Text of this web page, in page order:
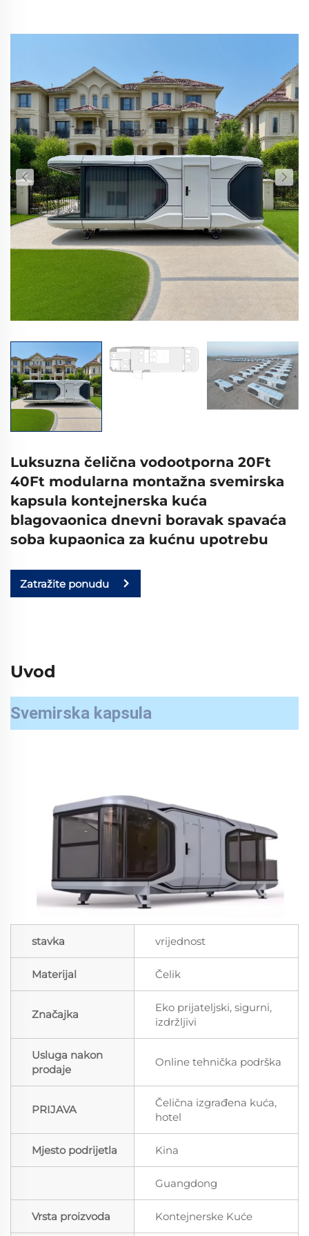
Luksuzna čelična vodootporna 20Ft
40Ft modularna montažna svemirska
kapsula kontejnerska kuća
blagovaonica dnevni boravak spavaća
soba kupaonica za kućnu upotrebu
Zatražite ponudu
Uvod
Svemirska kapsula
stavka vrijednost
Materijal Čelik
Značajka
Eko prijateljski, sigurni,
izdržljivi
Usluga nakon
prodaje
Online tehnička podrška
PRIJAVA
Čelična izgrađena kuća,
hotel
Mjesto podrijetla Kina
Guangdong
Vrsta proizvoda Kontejnerske Kuće